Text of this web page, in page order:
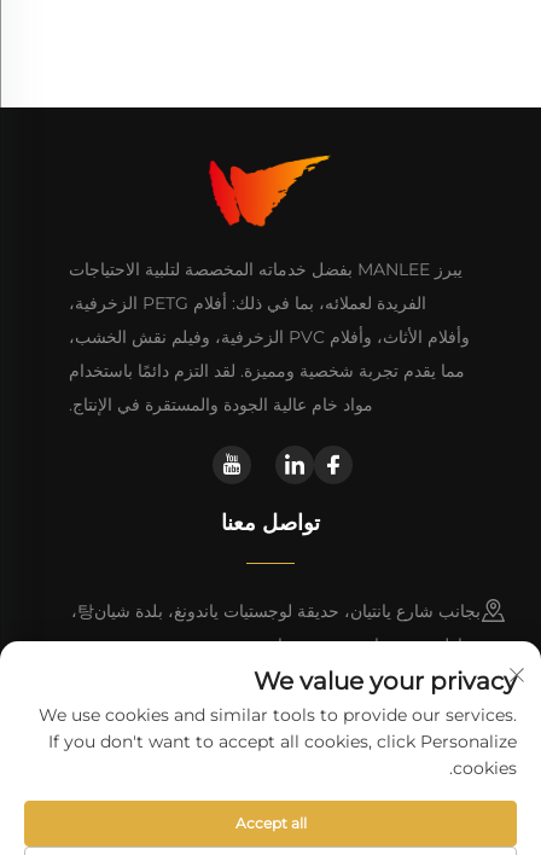
يبرز MANLEE بفضل خدماته المخصصة لتلبية الاحتياجات
الفريدة لعملائه، بما في ذلك: أفلام PETG الزخرفية،
وأفلام الأثاث، وأفلام PVC الزخرفية، وفيلم نقش الخشب،
مما يقدم تجربة شخصية ومميزة. لقد التزم دائمًا باستخدام
مواد خام عالية الجودة والمستقرة في الإنتاج.
تواصل معنا
بجانب شارع يانتيان، حديقة لوجستيات ياندونغ، بلدة شيان탕،
مقاطعة دونغيوان، مدينة هييوان
+86 13923680051
[email protected]
حقوق النسخ © شركة هايوان وانلي للتكنولوجيا المحدودة.سياسة الخصوصية
We value your privacy
We use cookies and similar tools to provide our services.
If you don't want to accept all cookies, click Personalize
cookies.
Accept all